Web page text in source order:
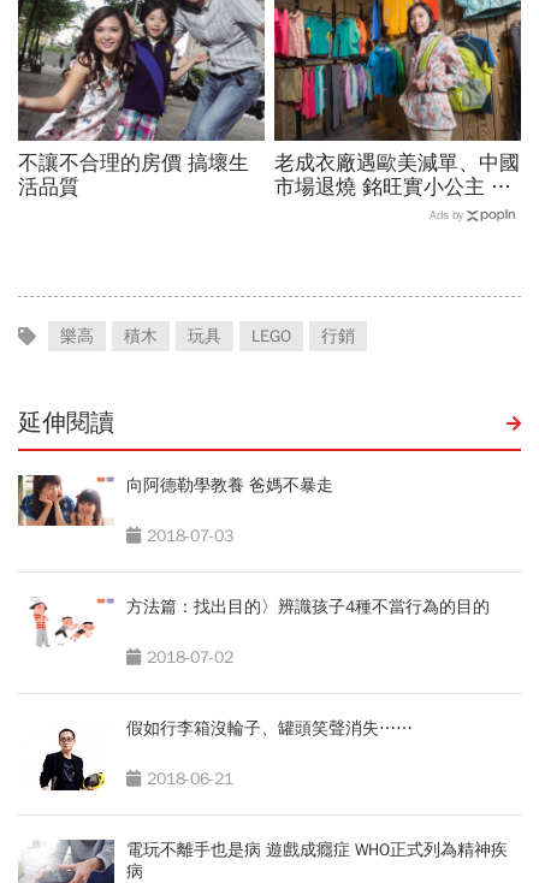
不讓不合理的房價 搞壞生
活品質
老成衣廠遇歐美減單、中國
市場退燒 銘旺實小公主 接
Ads by
樂高 積木 玩具 LEGO 行銷
延伸閱讀
向阿德勒學教養 爸媽不暴走
2018-07-03
方法篇：找出目的〉辨識孩子4種不當行為的目的
2018-07-02
假如行李箱沒輪子、罐頭笑聲消失⋯⋯
2018-06-21
電玩不離手也是病 遊戲成癮症 WHO正式列為精神疾
病